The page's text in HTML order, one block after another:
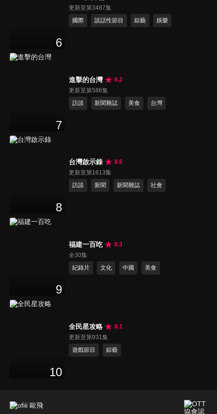
6
更新至第3487集
國際
談話性節目 綜藝 娛樂
7
進擊的台灣
8.2
更新至第586集
訪談
新聞雜誌 美食 台灣
8
台灣啟示錄
8.6
更新至第1613集
訪談
新聞 新聞雜誌 社會
9
福建一百吃
8.3
全30集
紀錄片
文化 中國 美食
10
全民星攻略
8.1
更新至第931集
遊戲節目
綜藝